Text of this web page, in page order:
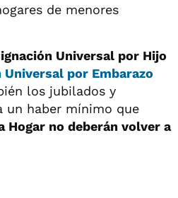
de menores
Universal por Hijo
Universal por Embarazo
los jubilados y
un haber mínimo que
Hogar no deberán volver a